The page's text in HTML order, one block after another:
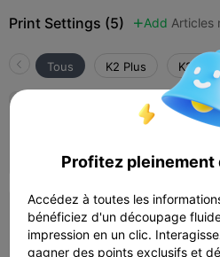
Print Settings (5)  Add Articles
Tous K2 Plus K2 Pro
Couche de 0,2
Couche de 0,2
remplissage
 02h 03m
Profitez pleinement
Accédez à toutes les
bénéficiez d'un découpage
impression en un clic.
gagner des points exclusifs et